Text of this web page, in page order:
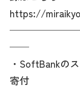
https://
——
・SoftBankの
寄付